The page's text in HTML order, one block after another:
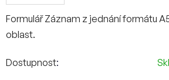
Formulář Záznam z jednání formátu
oblast.
Dostupnost